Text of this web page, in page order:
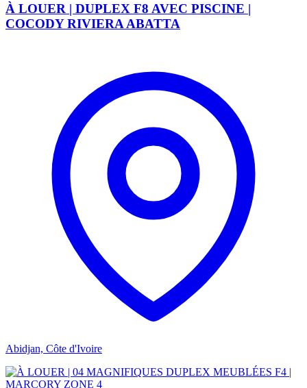
À LOUER | DUPLEX F8 AVEC PISCINE |
COCODY RIVIERA ABATTA
Abidjan, Côte d'Ivoire